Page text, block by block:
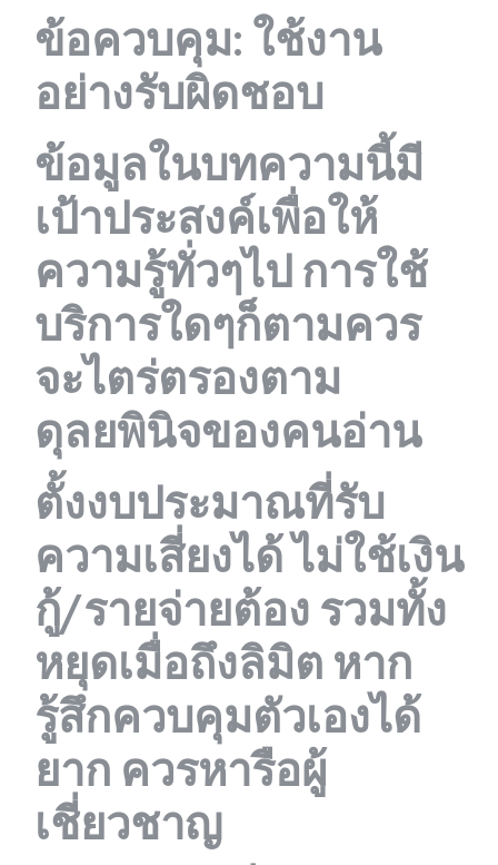
ข้อควบคุม: ใช้งาน
อย่างรับผิดชอบ
ข้อมูลในบทความนี้มี
เป้าประสงค์เพื่อให้
ความรู้ทั่วๆไป การใช้
บริการใดๆก็ตามควร
จะไตร่ตรองตาม
ดุลยพินิจของคนอ่าน
ตั้งงบประมาณที่รับ
ความเสี่ยงได้ ไม่ใช้เงิน
กู้/รายจ่ายต้อง รวมทั้ง
หยุดเมื่อถึงลิมิต หาก
รู้สึกควบคุมตัวเองได้
ยาก ควรหารือผู้
เชี่ยวชาญ